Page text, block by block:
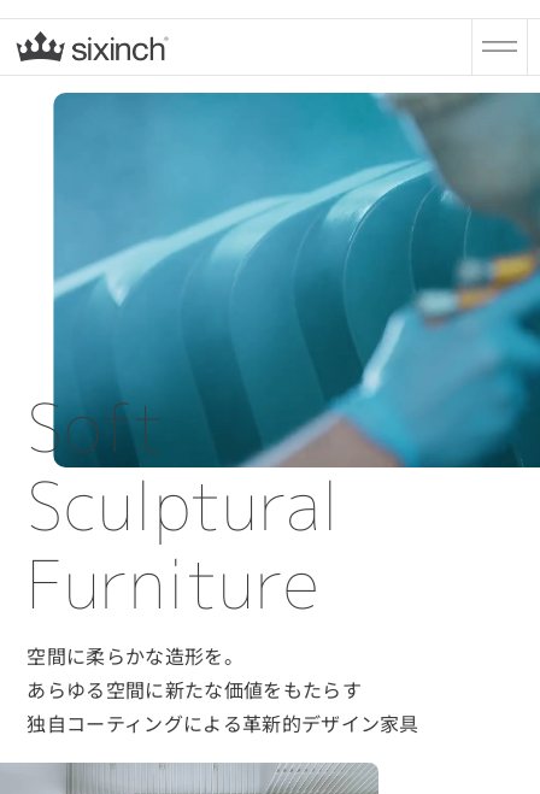
Soft
Sculptural
Furniture
空間に柔らかな造形を。
あらゆる空間に新たな価値をもたらす
独自コーティングによる革新的デザイン家具